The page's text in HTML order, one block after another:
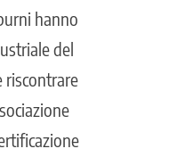
hanno
del
riscontrare